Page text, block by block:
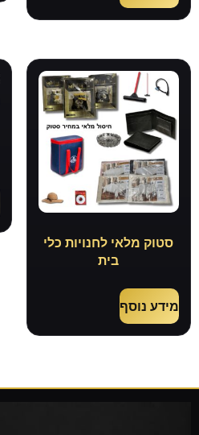
סטוק מלאי לחנויות כלי
בית
מידע נוסף